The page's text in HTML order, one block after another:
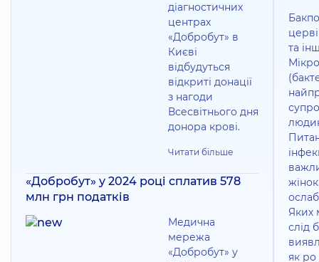
діагностичних
центрах
«Добробут» в
Києві
відбудуться
відкриті донації
з нагоди
Всесвітнього дня
донора крові.
Читати більше
«Добробут» у 2024 році сплатив 578
млн грн податків
Медична
мережа
«Добробут» у
та
Яких
слід
як ро